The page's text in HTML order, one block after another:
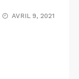
AVRIL 9, 2021